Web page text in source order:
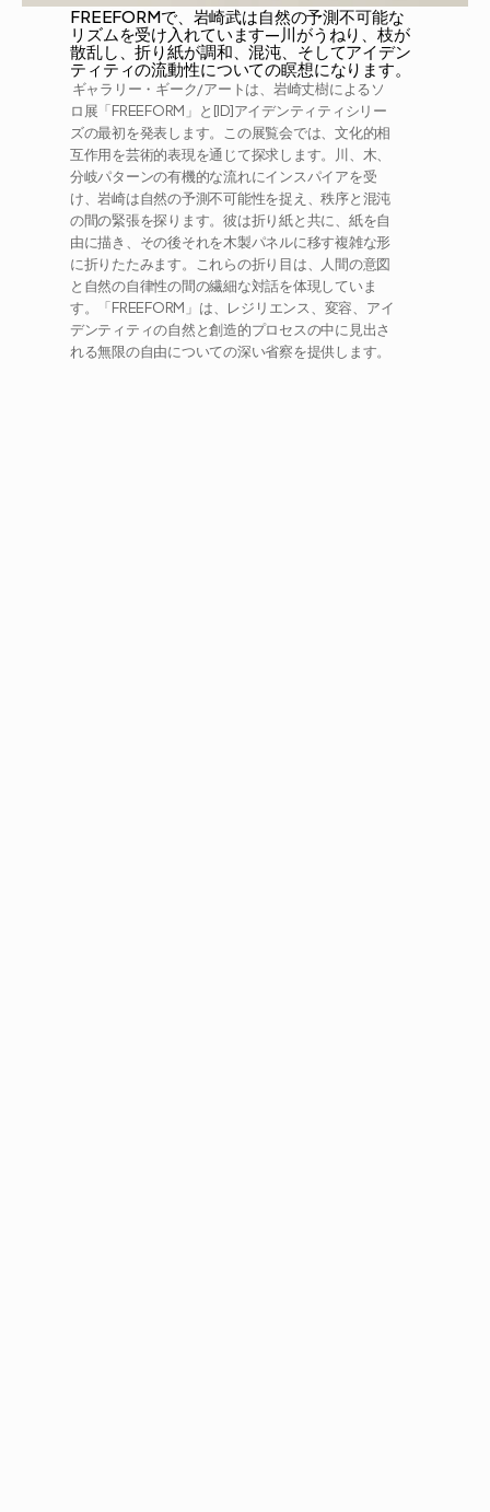
FREEFORMで、岩崎武は自然の予測不可能な
リズムを受け入れています—川がうねり、枝が
散乱し、折り紙が調和、混沌、そしてアイデン
ティティの流動性についての瞑想になります。
ギャラリー・ギーク/アートは、岩崎丈樹によるソ
ロ展「FREEFORM」と[ID]アイデンティティシリー
ズの最初を発表します。この展覧会では、文化的相
互作用を芸術的表現を通じて探求します。川、木、
分岐パターンの有機的な流れにインスパイアを受
け、岩崎は自然の予測不可能性を捉え、秩序と混沌
の間の緊張を探ります。彼は折り紙と共に、紙を自
由に描き、その後それを木製パネルに移す複雑な形
に折りたたみます。これらの折り目は、人間の意図
と自然の自律性の間の繊細な対話を体現していま
す。「FREEFORM」は、レジリエンス、変容、アイ
デンティティの自然と創造的プロセスの中に見出さ
れる無限の自由についての深い省察を提供します。